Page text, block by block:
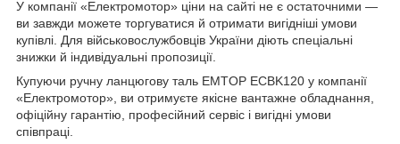
У компанії «Електромотор» ціни на сайті не є остаточними —
ви завжди можете торгуватися й отримати вигідніші умови
купівлі. Для військовослужбовців України діють спеціальні
знижки й індивідуальні пропозиції.
Купуючи ручну ланцюгову таль EMTOP ECBK120 у компанії
«Електромотор», ви отримуєте якісне вантажне обладнання,
офіційну гарантію, професійний сервіс і вигідні умови
співпраці.